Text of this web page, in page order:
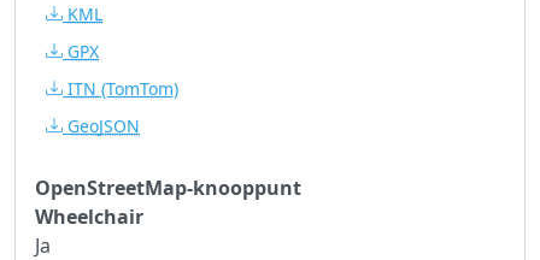
KML
GPX
ITN (TomTom)
GeoJSON
OpenStreetMap-knooppunt
Wheelchair
Ja